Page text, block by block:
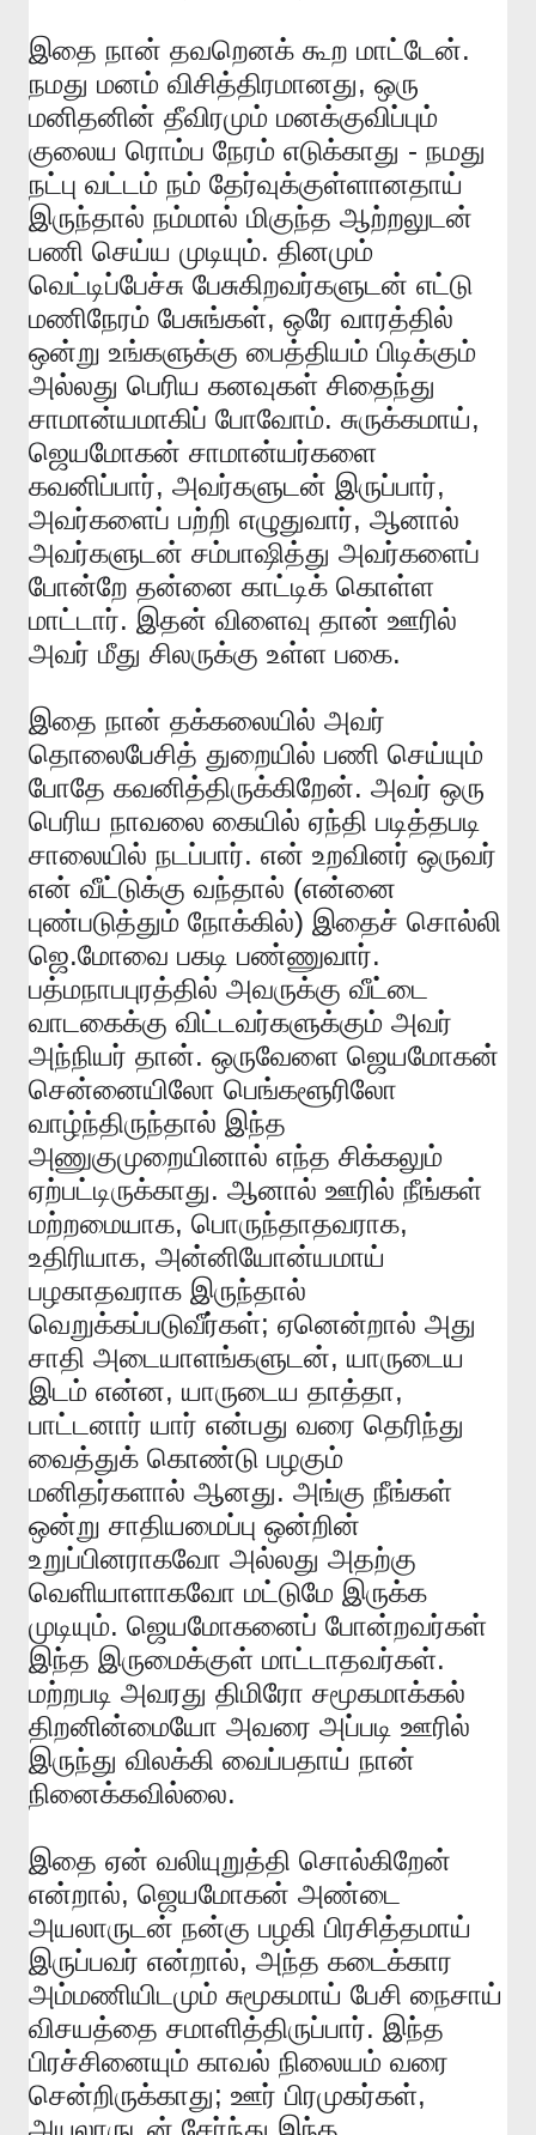
இதை நான் தவறெனக் கூற மாட்டேன்.
நமது மனம் விசித்திரமானது, ஒரு
மனிதனின் தீவிரமும் மனக்குவிப்பும்
குலைய ரொம்ப நேரம் எடுக்காது - நமது
நட்பு வட்டம் நம் தேர்வுக்குள்ளானதாய்
இருந்தால் நம்மால் மிகுந்த ஆற்றலுடன்
பணி செய்ய முடியும். தினமும்
வெட்டிப்பேச்சு பேசுகிறவர்களுடன் எட்டு
மணிநேரம் பேசுங்கள், ஒரே வாரத்தில்
ஒன்று உங்களுக்கு பைத்தியம் பிடிக்கும்
அல்லது பெரிய கனவுகள் சிதைந்து
சாமான்யமாகிப் போவோம். சுருக்கமாய்,
ஜெயமோகன் சாமான்யர்களை
கவனிப்பார், அவர்களுடன் இருப்பார்,
அவர்களைப் பற்றி எழுதுவார், ஆனால்
அவர்களுடன் சம்பாஷித்து அவர்களைப்
போன்றே தன்னை காட்டிக் கொள்ள
மாட்டார். இதன் விளைவு தான் ஊரில்
அவர் மீது சிலருக்கு உள்ள பகை.
இதை நான் தக்கலையில் அவர்
தொலைபேசித் துறையில் பணி செய்யும்
போதே கவனித்திருக்கிறேன். அவர் ஒரு
பெரிய நாவலை கையில் ஏந்தி படித்தபடி
சாலையில் நடப்பார். என் உறவினர் ஒருவர்
என் வீட்டுக்கு வந்தால் (என்னை
புண்படுத்தும் நோக்கில்) இதைச் சொல்லி
ஜெ.மோவை பகடி பண்ணுவார்.
பத்மநாபபுரத்தில் அவருக்கு வீட்டை
வாடகைக்கு விட்டவர்களுக்கும் அவர்
அந்நியர் தான். ஒருவேளை ஜெயமோகன்
சென்னையிலோ பெங்களூரிலோ
வாழ்ந்திருந்தால் இந்த
அணுகுமுறையினால் எந்த சிக்கலும்
ஏற்பட்டிருக்காது. ஆனால் ஊரில் நீங்கள்
மற்றமையாக, பொருந்தாதவராக,
உதிரியாக, அன்னியோன்யமாய்
பழகாதவராக இருந்தால்
வெறுக்கப்படுவீர்கள்; ஏனென்றால் அது
சாதி அடையாளங்களுடன், யாருடைய
இடம் என்ன, யாருடைய தாத்தா,
பாட்டனார் யார் என்பது வரை தெரிந்து
வைத்துக் கொண்டு பழகும்
மனிதர்களால் ஆனது. அங்கு நீங்கள்
ஒன்று சாதியமைப்பு ஒன்றின்
உறுப்பினராகவோ அல்லது அதற்கு
வெளியாளாகவோ மட்டுமே இருக்க
முடியும். ஜெயமோகனைப் போன்றவர்கள்
இந்த இருமைக்குள் மாட்டாதவர்கள்.
மற்றபடி அவரது திமிரோ சமூகமாக்கல்
திறனின்மையோ அவரை அப்படி ஊரில்
இருந்து விலக்கி வைப்பதாய் நான்
நினைக்கவில்லை.
இதை ஏன் வலியுறுத்தி சொல்கிறேன்
என்றால், ஜெயமோகன் அண்டை
அயலாருடன் நன்கு பழகி பிரசித்தமாய்
இருப்பவர் என்றால், அந்த கடைக்கார
அம்மணியிடமும் சுமூகமாய் பேசி நைசாய்
விசயத்தை சமாளித்திருப்பார். இந்த
பிரச்சினையும் காவல் நிலையம் வரை
சென்றிருக்காது; ஊர் பிரமுகர்கள்,